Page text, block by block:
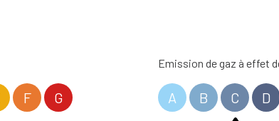
6.89
F G
Emission de gaz à effet
A B C D